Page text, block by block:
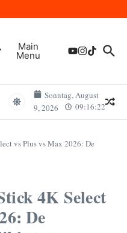
Watch 9 heraus? Der
Fans
die Besten? Der Vollständige
der Karriere
Main
Menu
Sonntag, August
9, 2026
09:16:22
vs Plus vs Max 2026: De
4K Select
De